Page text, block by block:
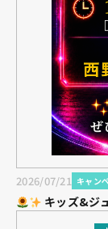
2026/07/21 キャン
キッズ&ジ